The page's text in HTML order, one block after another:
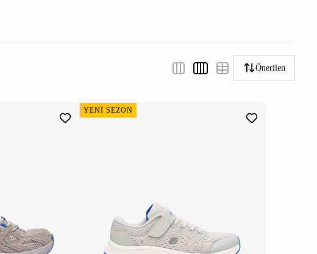
Önerilen
YENİ SEZON